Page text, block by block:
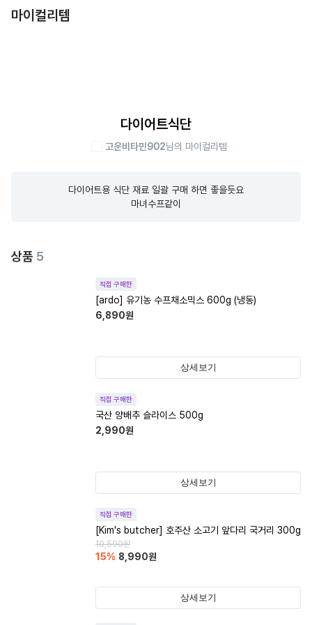
마이컬리템
다이어트식단
고운비타민902님의 마이컬리템
다이어트용 식단 재료 일괄 구매 하면 좋을듯요
마녀수프같이
상품 5
직접 구매한
[ardo] 유기농 수프채소믹스 600g (냉동)
6,890원
상세보기
직접 구매한
국산 양배추 슬라이스 500g
2,990원
상세보기
직접 구매한
[Kim's butcher] 호주산 소고기 앞다리 국거리 300g
10,590원
15% 8,990원
상세보기